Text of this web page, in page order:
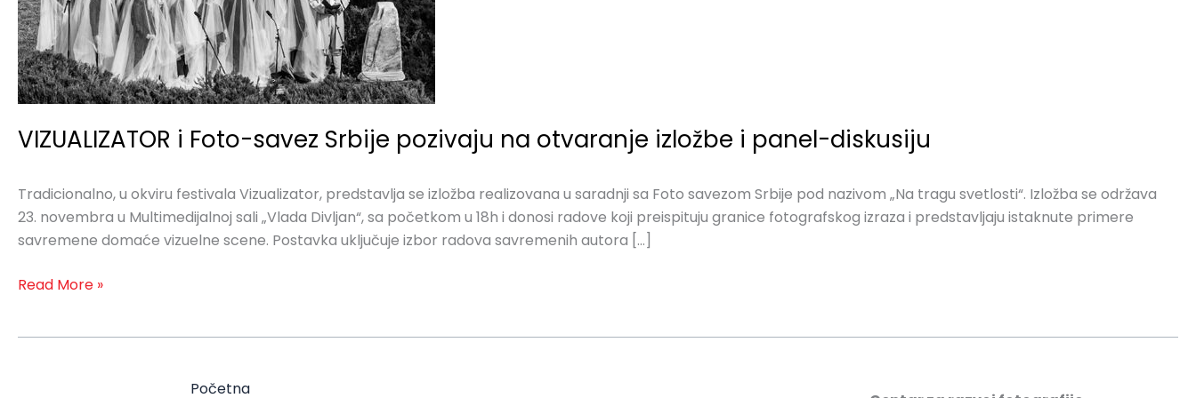
VIZUALIZATOR i Foto-savez Srbije pozivaju na otvaranje izložbe i panel-diskusiju
Tradicionalno, u okviru festivala Vizualizator, predstavlja se izložba realizovana u saradnji sa Foto savezom Srbije pod nazivom „Na tragu svetlosti“. Izložba se održava
23. novembra u Multimedijalnoj sali „Vlada Divljan“, sa početkom u 18h i donosi radove koji preispituju granice fotografskog izraza i predstavljaju istaknute primere
savremene domaće vizuelne scene. Postavka uključuje izbor radova savremenih autora […]
otvaranje
izložbe
i
panel-
diskusiju
Read More »
Početna